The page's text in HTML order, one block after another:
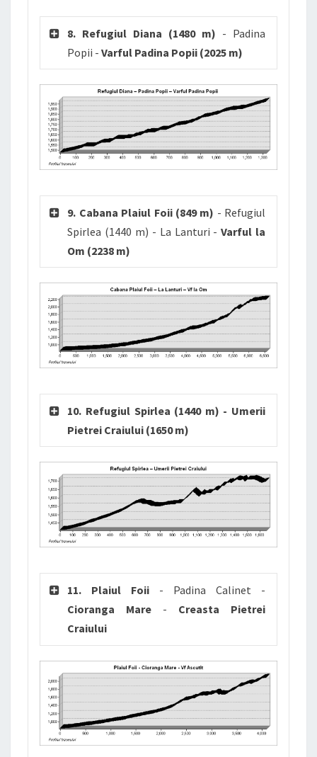
8. Refugiul Diana (1480 m) - Padina
Popii -Varful Padina Popii (2025 m)
9. Cabana Plaiul Foii (849 m) - Refugiul
Spirlea (1440 m) - La Lanturi -Varful la
Om (2238 m)
10. Refugiul Spirlea (1440 m) - Umerii
Pietrei Craiului (1650 m)
11. Plaiul Foii - Padina Calinet -
Cioranga Mare - Creasta Pietrei
Craiului